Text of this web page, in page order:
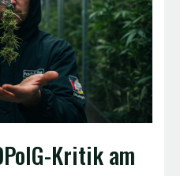
Kritik am